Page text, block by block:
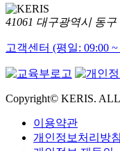
41061 대구광역시 동
고객센터 (평일: 09:00 ~
Copyright© KERIS.
이용약관
개인정보처리방침